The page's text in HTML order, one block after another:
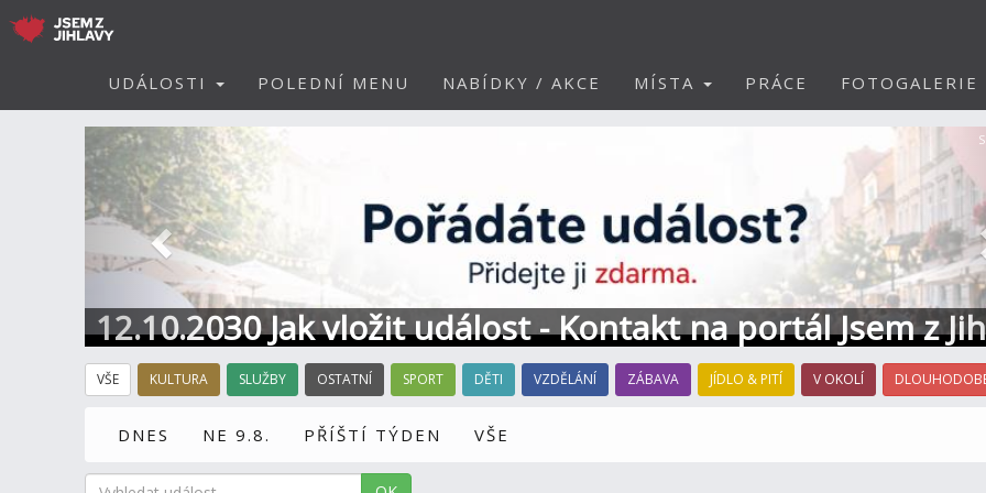
UDÁLOSTI POLEDNÍ MENU NABÍDKY / AKCE MÍSTA PRÁCE FOTOGALERIE
12.10.2030 Jak vložit událost - Kontakt na portál Jsem z
Předchozí
VŠE KULTURA SLUŽBY OSTATNÍ SPORT DĚTI VZDĚLÁNÍ ZÁBAVA JÍDLO & PITÍ V OKOLÍ
DNES NE 9.8. PŘÍŠTÍ TÝDEN VŠE